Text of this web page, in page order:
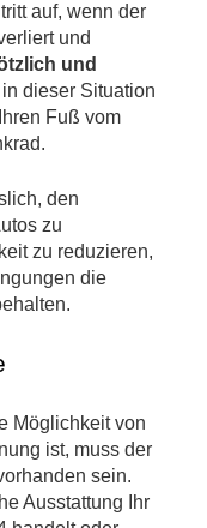
auf, wenn der
und
und
dieser Situation
Fuß vom
den
zu
zu reduzieren,
die
Möglichkeit von
ist, muss der
sein.
Ausstattung Ihr